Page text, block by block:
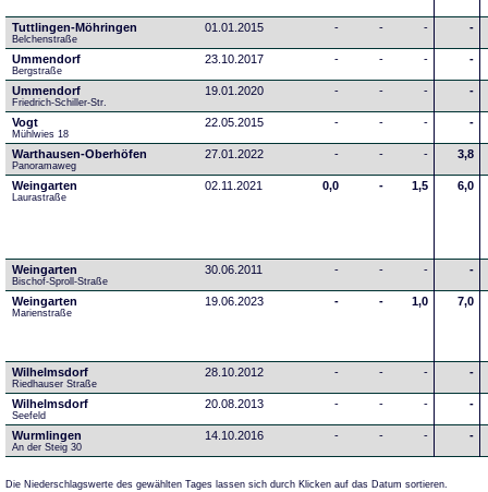
Tuttlingen-Möhringen
Belchenstraße
01.01.2015 - - - -
Ummendorf
Bergstraße
23.10.2017 - - - -
Ummendorf
Friedrich-Schiller-Str.
19.01.2020 - - - -
Vogt
Mühlwies 18
22.05.2015 - - - -
Warthausen-Oberhöfen
Panoramaweg
27.01.2022 - - - 3,8
Weingarten
Laurastraße
02.11.2021 0,0 - 1,5 6,0
Weingarten
Bischof-Sproll-Straße
30.06.2011 - - - -
Weingarten
Marienstraße
19.06.2023 - - 1,0 7,0
Wilhelmsdorf
Riedhauser Straße
28.10.2012 - - - -
Wilhelmsdorf
Seefeld
20.08.2013 - - - -
Wurmlingen
An der Steig 30
14.10.2016 - - - -
Die Niederschlagswerte des gewählten Tages lassen sich durch Klicken auf das Datum sortieren.